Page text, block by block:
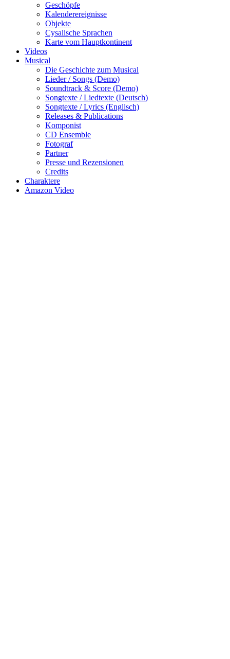
Geschöpfe
Kalenderereignisse
Objekte
Cysalische Sprachen
Karte vom Hauptkontinent
Videos
Musical
Die Geschichte zum Musical
Lieder / Songs (Demo)
Soundtrack & Score (Demo)
Songtexte / Liedtexte (Deutsch)
Songtexte / Lyrics (Englisch)
Releases & Publications
Komponist
CD Ensemble
Fotograf
Partner
Presse und Rezensionen
Credits
Charaktere
Amazon Video